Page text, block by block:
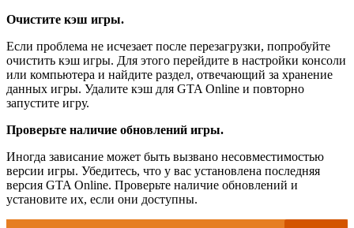
Очистите кэш игры.
Если проблема не исчезает после перезагрузки, попробуйте
очистить кэш игры. Для этого перейдите в настройки консоли
или компьютера и найдите раздел, отвечающий за хранение
данных игры. Удалите кэш для GTA Online и повторно
запустите игру.
Проверьте наличие обновлений игры.
Иногда зависание может быть вызвано несовместимостью
версии игры. Убедитесь, что у вас установлена последняя
версия GTA Online. Проверьте наличие обновлений и
установите их, если они доступны.